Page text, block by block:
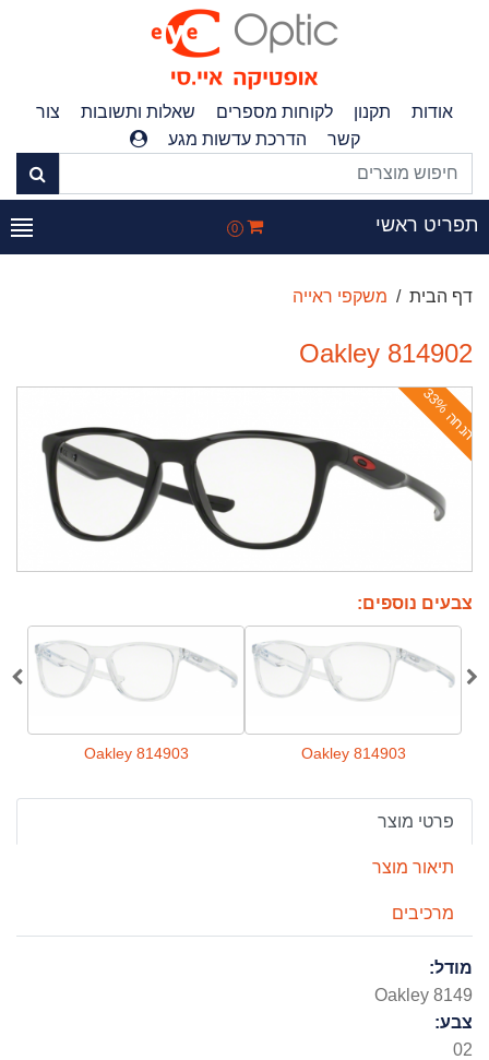
אודות תקנון לקוחות מספרים שאלות ותשובות
צור
קשר
הדרכת עדשות מגע
ראשי 0
דף הבית משקפי ראייה
Oakley 814902
ה
נ
ח
ה
3
3
צבעים נוספים:
Oakley 814903
Oakley 814903
פרטי מוצר
תיאור מוצר
מרכיבים
מודל:
Oakley 8149
צבע:
02